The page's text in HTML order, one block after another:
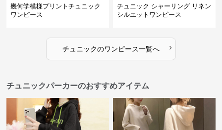
幾何学模様プリントチュニック
ワンピース
チュニック シャーリング リネン
シルエットワンピース
チュニックのワンピース一覧へ ›
チュニックパーカーのおすすめアイテム